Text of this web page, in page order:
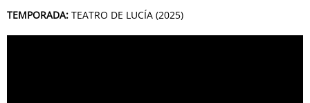
TEMPORADA: TEATRO DE LUCÍA (2025)